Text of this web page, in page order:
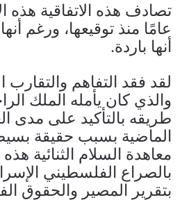
تصادف هذه الاتفاقية هذه
عامًا منذ توقيعها، ورغم أنها
أنها باردة.
لقد فقد التفاهم
والذي كان يأمله الملك
طريقه بالتأكيد على مدى
الماضية بسبب حقيقة
معاهدة السلام الثنائية
بالصراع الفلسطيني
بتقرير المصير والحقوق